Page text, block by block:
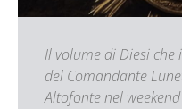
Il volume di Diesi che
del Comandante
Altofonte nel weekend